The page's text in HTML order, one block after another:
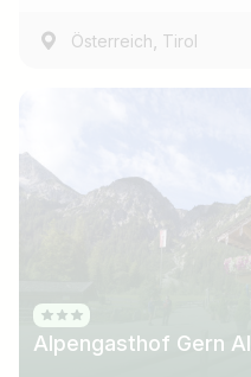
Österreich, Tirol
Alpengasthof Gern